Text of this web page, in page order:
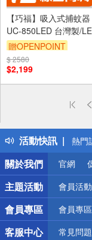
【巧福】吸入式捕蚊器
UC-850LED 台灣製/
贈OPENPOINT
$ 2580
$2,199
活動快訊
偏遠
得獎
熱門
銀行
偏遠
詐騙
關於我們
官網
主題活動 會員活動
會員專區 會員專區
客服中心 常見問題